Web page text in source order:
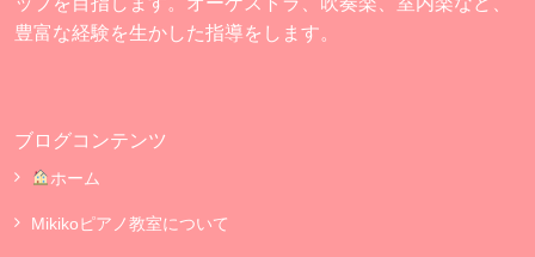
豊富な経験を生かした指導をします。
ブログコンテンツ
ホーム
Mikikoピアノ教室について